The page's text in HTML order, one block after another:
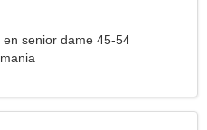
senior dame 45-54